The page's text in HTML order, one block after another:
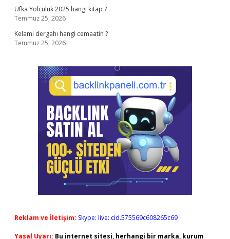
Ufka Yolculuk 2025 hangi kitap ?
Temmuz 25, 2026
Kelami dergahı hangi cemaatin ?
Temmuz 25, 2026
Reklam ve İletişim: Skype: live:.cid.575569c608265c69
Yasal Uyarı: Bu internet sitesi, herhangi bir marka, kurum